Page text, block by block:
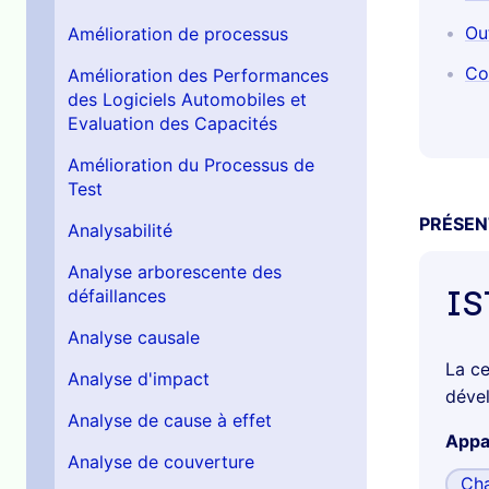
Amélioration de processus
Amélioration des Performances
des Logiciels Automobiles et
Evaluation des Capacités
Amélioration du Processus de
Test
Analysabilité
Analyse arborescente des
défaillances
Analyse causale
Analyse d'impact
Analyse de cause à effet
Analyse de couverture
La